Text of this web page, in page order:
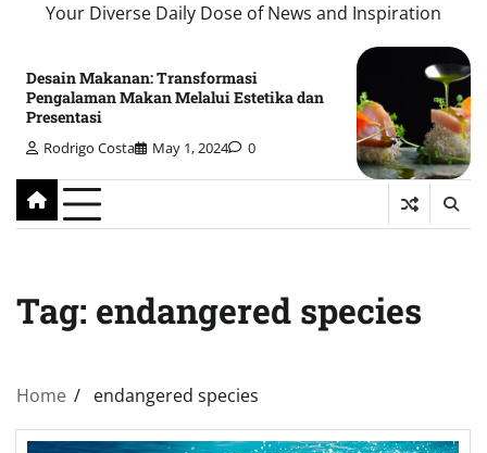
Your Diverse Daily Dose of News and Inspiration
Desain Makanan: Transformasi
Pengalaman Makan Melalui Estetika dan
Presentasi
Rodrigo Costa May 1, 2024 0
Tag: endangered species
Home endangered species